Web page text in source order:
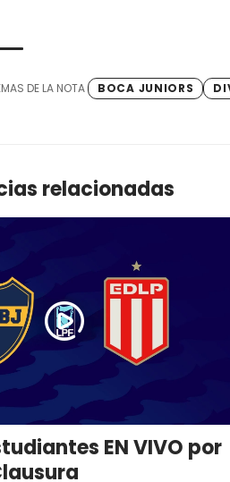
DE LA NOTA BOCA JUNIORS
relacionadas
EN VIVO por